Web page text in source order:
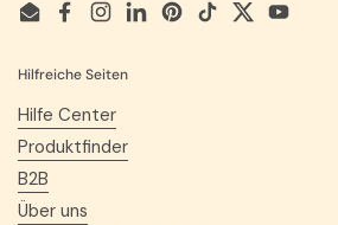
EmailFacebook
Instagram
LinkedInPinterest
TikTokTwitterYouTube
Hilfreiche Seiten
Hilfe Center
Produktfinder
B2B
Über uns